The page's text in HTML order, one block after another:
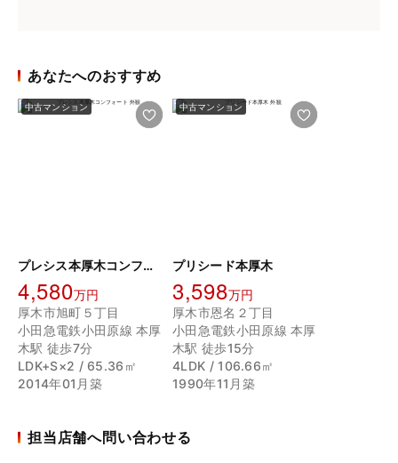
あなたへのおすすめ
中古マンション
プレシス本厚木コンフォート
4,580万円
厚木市旭町５丁目
小田急電鉄小田原線 本厚
木駅 徒歩7分
LDK+S×2 / 65.36㎡
2014年01月築
中古マンション
プリシード本厚木
3,598万円
厚木市恩名２丁目
小田急電鉄小田原線 本厚
木駅 徒歩15分
4LDK / 106.66㎡
1990年11月築
担当店舗へ問い合わせる